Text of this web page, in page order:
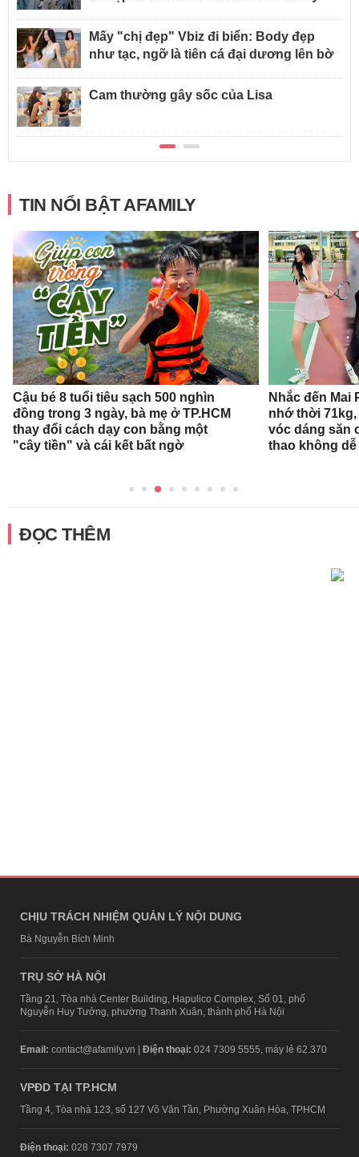
Mấy "chị đẹp" Vbiz đi biển: Body đẹp
như tạc, ngỡ là tiên cá đại dương lên bờ
Cam thường gây sốc của Lisa
TIN NỔI BẬT AFAMILY
Cậu bé 8 tuổi tiêu sạch 500 nghìn
đồng trong 3 ngày, bà mẹ ở TP.HCM
thay đổi cách dạy con bằng một
"cây tiền" và cái kết bất ngờ
Nhắc đến
nhớ thời
vóc dáng săn
thao không
ĐỌC THÊM
CHỊU TRÁCH NHIỆM QUẢN LÝ NỘI DUNG
Bà Nguyễn Bích Minh
TRỤ SỞ HÀ NỘI
Tầng 21, Tòa nhà Center Building, Hapulico Complex, Số 01, phố
Nguyễn Huy Tưởng, phường Thanh Xuân, thành phố Hà Nội
Email: contact@afamily.vn | Điện thoại: 024 7309 5555, máy lẻ 62.370
VPĐD TẠI TP.HCM
Tầng 4, Tòa nhà 123, số 127 Võ Văn Tần, Phường Xuân Hòa, TPHCM
Điện thoại: 028 7307 7979